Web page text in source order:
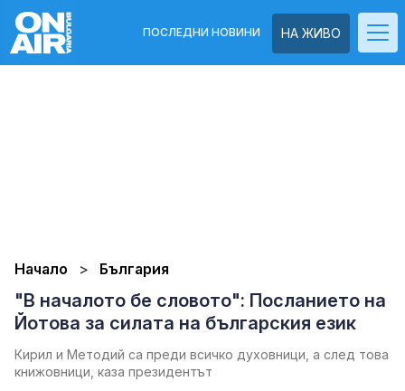
НА ЖИВО
ПОСЛЕДНИ НОВИНИ
Начало България
"В началото бе словото": Посланието на
Йотова за силата на българския език
Кирил и Методий са преди всичко духовници, а след това
книжовници, каза президентът